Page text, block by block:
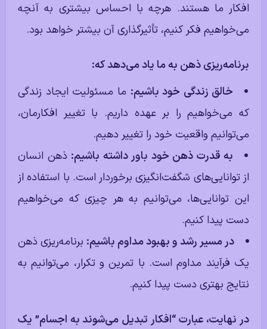
افکار ما هستند. هرچه با احساس بیشتری به آنچه
می‌خواهیم فکر کنیم، تأثیرگذاری آن بیشتر خواهد بود.
برنامه‌ریزی ذهن به ما یاد می‌دهد که:
خالق زندگی خود باشیم: ما مسئولیت ایجاد زندگی
که می‌خواهیم را بر عهده داریم. با تغییر افکارمان،
می‌توانیم واقعیت خود را تغییر دهیم.
به قدرت ذهن خود باور داشته باشیم: ذهن انسان
از توانایی‌های شگفت‌انگیزی برخوردار است. با استفاده از
این توانایی‌ها، می‌توانیم به هر چیزی که می‌خواهیم
دست پیدا کنیم.
در مسیر رشد و بهبود مداوم باشیم: برنامه‌ریزی ذهن
یک فرآیند مداوم است. با تمرین و تکرار، می‌توانیم به
نتایج بهتری دست پیدا کنیم.
در نهایت، عبارت “افکار تبدیل می‌شوند به اجسام” یک